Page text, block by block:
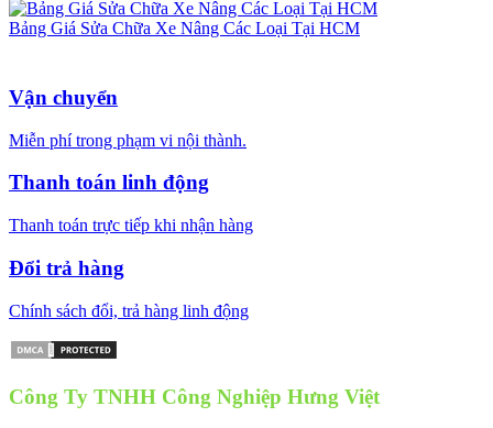
Bảng Giá Sửa Chữa Xe Nâng Các Loại Tại HCM
Vận chuyển
Miễn phí trong phạm vi nội thành.
Thanh toán linh động
Thanh toán trực tiếp khi nhận hàng
Đổi trả hàng
Chính sách đổi, trả hàng linh động
Công Ty TNHH Công Nghiệp Hưng Việt